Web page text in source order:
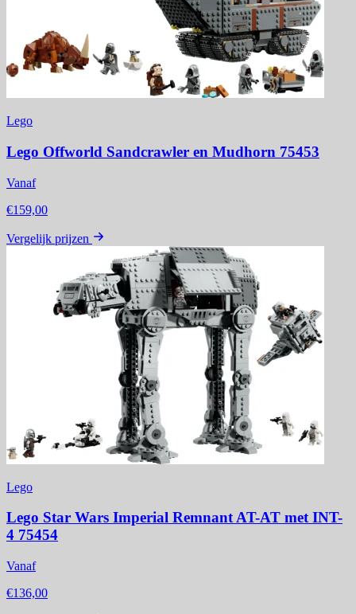
Lego
Lego Offworld Sandcrawler en Mudhorn 75453
Vanaf
€159,00
Vergelijk prijzen
Lego
Lego Star Wars Imperial Remnant AT-AT met INT-
4 75454
Vanaf
€136,00